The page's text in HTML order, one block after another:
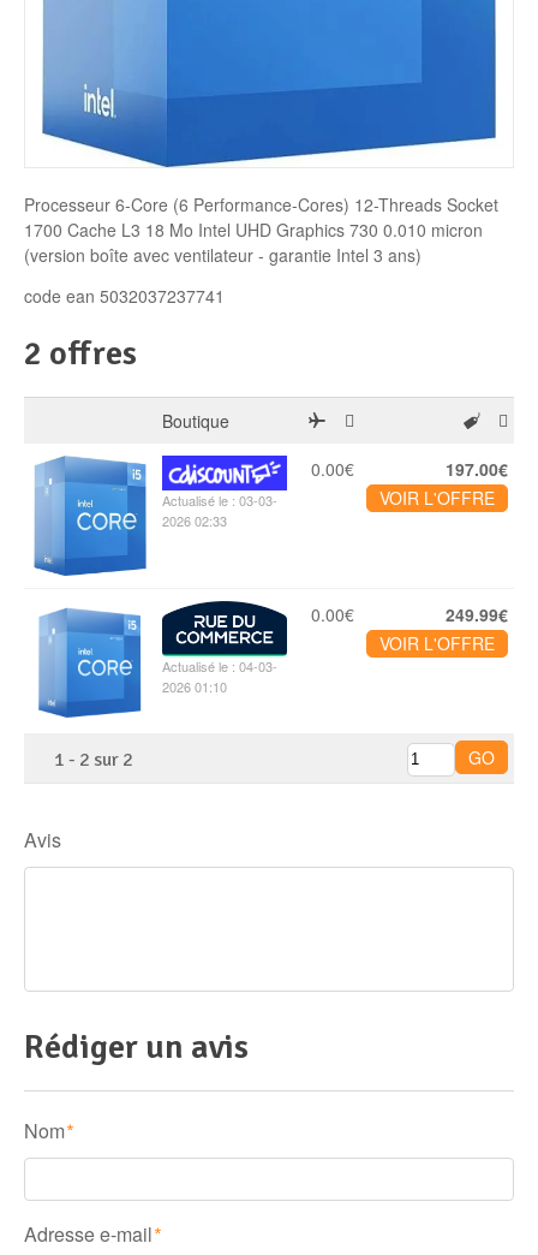
Processeur 6-Core (6 Performance-Cores) 12-Threads Socket
1700 Cache L3 18 Mo Intel UHD Graphics 730 0.010 micron
(version boîte avec ventilateur - garantie Intel 3 ans)
code ean 5032037237741
2 offres
Boutique
Actualisé le : 03-03-
2026 02:33
0.00€
197.00€
VOIR L'OFFRE
Actualisé le : 04-03-
2026 01:10
0.00€
249.99€
VOIR L'OFFRE
1 - 2 sur 2
Avis
Rédiger un avis
Nom *
Adresse e-mail *